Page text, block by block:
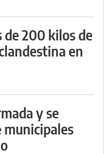
de 200 kilos de
en
y se
municipales